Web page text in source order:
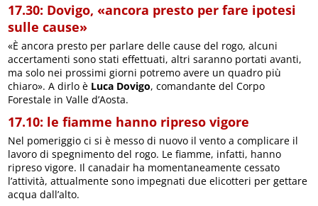
17.30: Dovigo, «ancora presto per fare ipotesi
sulle cause»
«È ancora presto per parlare delle cause del rogo, alcuni
accertamenti sono stati effettuati, altri saranno portati avanti,
ma solo nei prossimi giorni potremo avere un quadro più
chiaro». A dirlo è Luca Dovigo, comandante del Corpo
Forestale in Valle d’Aosta.
17.10: le fiamme hanno ripreso vigore
Nel pomeriggio ci si è messo di nuovo il vento a complicare il
lavoro di spegnimento del rogo. Le fiamme, infatti, hanno
ripreso vigore. Il canadair ha momentaneamente cessato
l’attività, attualmente sono impegnati due elicotteri per gettare
acqua dall’alto.